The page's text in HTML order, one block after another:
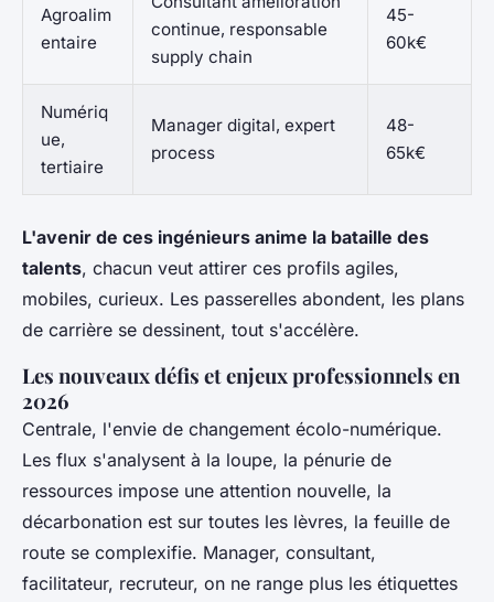
Agroalim
entaire
continue, responsable
supply chain
45-
60k€
Numériq
ue,
tertiaire
Manager digital, expert
process
48-
65k€
L'avenir de ces ingénieurs anime la bataille des
talents, chacun veut attirer ces profils agiles,
mobiles, curieux. Les passerelles abondent, les plans
de carrière se dessinent, tout s'accélère.
Les nouveaux défis et enjeux professionnels en
2026
Centrale, l'envie de changement écolo-numérique.
Les flux s'analysent à la loupe, la pénurie de
ressources impose une attention nouvelle, la
décarbonation est sur toutes les lèvres, la feuille de
route se complexifie. Manager, consultant,
facilitateur, recruteur, on ne range plus les étiquettes